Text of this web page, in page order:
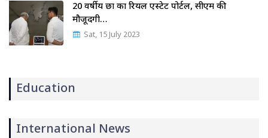
20 वर्षीय छात्र का रियल एस्टेट पोर्टल, सीएम की
मौजूदगी…
Sat, 15 July 2023
Education
International News